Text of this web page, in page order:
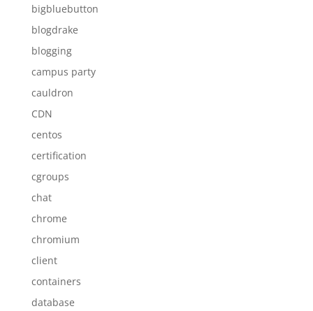
bigbluebutton
blogdrake
blogging
campus party
cauldron
CDN
centos
certification
cgroups
chat
chrome
chromium
client
containers
database